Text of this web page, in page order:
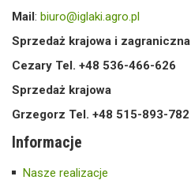
Mail: biuro@iglaki.agro.pl
Sprzedaż krajowa i zagraniczna
Cezary Tel. +48 536-466-626
Sprzedaż krajowa
Grzegorz Tel. +48 515-893-782
Informacje
Nasze realizacje